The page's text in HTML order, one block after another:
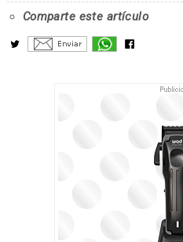
Comparte este artículo